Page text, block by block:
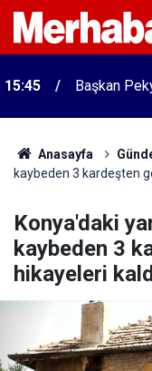
15:45 Başkan
Anasayfa
kaybeden 3 kardeşten
Konya'daki
kaybeden 3
hikayeleri